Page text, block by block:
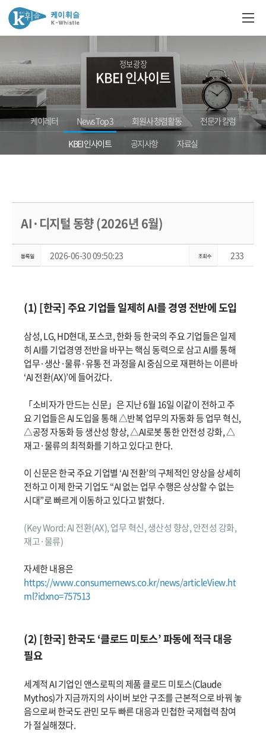
정보광장
KBEI 인사이트
케이레터 News Top 3 회원사 청렴활동
전문가 칼럼
KBEI 인사이트
공지사항 자료실
AI·디지털 동향 (2026년 6월)
2026-06-30 09:50:23 233
(1) [한국] 주요 기업들 일제히 AI를 경영 전반에 도입
삼성, LG, HD현대, 포스코, 한화 등 한국의 주요 기업들은 일제
히 AI를 기업경영 전반을 바꾸는 핵심 동력으로 삼고 AI를 통해
업무·생산·물류·유통 전 과정을 AI 중심으로 재편하는 이른바
‘AI 전환(AX)’에 들어갔다.
「소비자가 만드는 신문」은 지난 6월 16일 이같이 전하고 주
요 기업들은 AI 도입을 통해 △반복 업무의 자동화 등 업무 혁신,
△공정 자동화 등 생산성 향상, △AI로봇 통한 안전성 강화, △
재고·물류의 최적화를 기하고 있다고 한다.
이 신문은 한국 주요 기업별 ‘AI 전환’의 구체적인 양상을 상세히
전하고 이제 한국 기업도 “AI 없는 업무 수행은 상상할 수 없는
시대”로 빠르게 이동하고 있다고 밝혔다.
(Key Word: AI 전환(AX), 업무 혁신, 생산성 향상, 안전성 강화,
재고·물류)
자세한 내용은
https://www.consumernews.co.kr/news/articleView.ht
ml?idxno=757513
(2) [한국] 한국도 ‘클로드 미토스’ 파동에 적극 대응
필요
세계적 AI 기업인 앤스로픽의 제품 클로드 미토스(Claude
Mythos)가 지금까지의 사이버 보안 구조를 근본적으로 바꿔 놓
음으로써 한국도 관민 모두 빠른 대응과 민첩한 국제협력 참여
가 절실해졌다.